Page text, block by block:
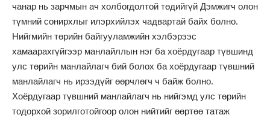
чанар нь зарчмын ач холбогдолтой төдийгүй Дэмжигч олон
түмний сонирхлыг илэрхийлэх чадвартай байх болно.
Нийгмийн төрийн байгууламжийн хэлбэрээс
хамаарахгүйгээр манлайллын нэг ба хоёрдугаар түвшинд
улс төрийн манлайлагч бий болох ба хоёрдугаар түвшний
манлайлагч нь ирээдүйг өөрчлөгч ч байж болно.
Хоёрдугаар түвшний манлайлагч нь нийгэмд улс төрийн
тодорхой зорилготойгоор олон нийтийг өөртөө татаж